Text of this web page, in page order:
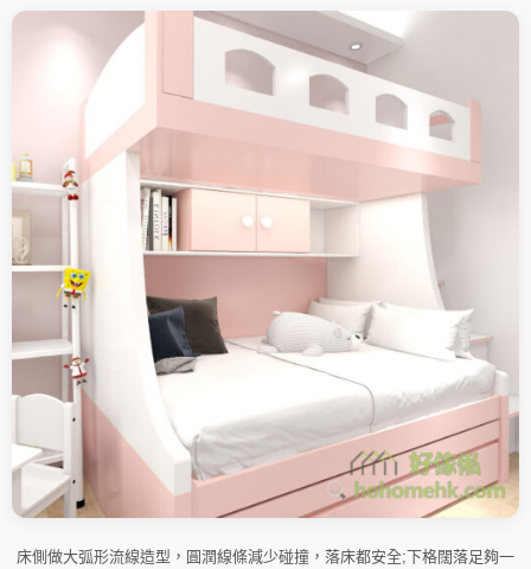
床側做大弧形流線造型，圓潤線條減少碰撞，落床都安全;下格闊落足夠一